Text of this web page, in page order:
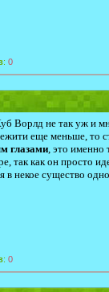
: 0
Ворлд не так уж и
еще меньше, то
глазами, это именно
так как он просто
в некое существо
: 0